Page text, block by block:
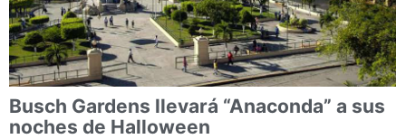
Busch Gardens llevará “Anaconda” a sus
noches de Halloween